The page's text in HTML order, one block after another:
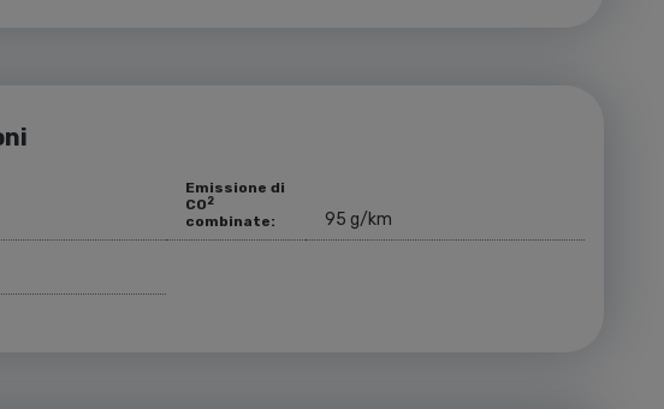
Emissione di
CO 2
combinate: 95 g/km